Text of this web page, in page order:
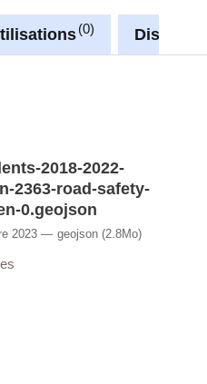
0
2018-2022-
2363-road-safety-
0.geojson
2023 geojson (2.8Mo)